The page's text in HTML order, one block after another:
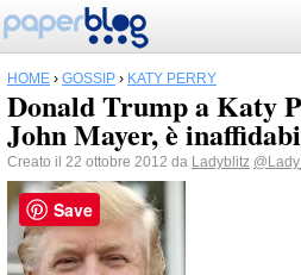
HOME › GOSSIP › KATY PERRY
Donald Trump a Katy
John Mayer, è
Creato il 22 ottobre 2012 da Ladyblitz
Save